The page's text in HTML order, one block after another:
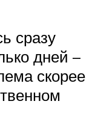
сразу
дней –
скорее